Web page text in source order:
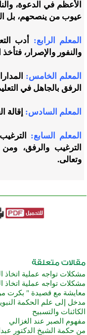
الأعظم في الدعوة،
عيوب من ينصحهم، بل
المعلم الرابع: أدب
والنفور والإصرار،
المعلم الخامس:
الرفق بالجاهل في
المعلم السادس: إقالة
المعلم السابع:
الترغيب والرفق،
وتعالى.
مشكلات تواجه عملية اتخاذ
مشكلات تواجه عملية اتخاذ
معايشة مع قصيدة " بكرت
مدخل إلى علم الحكمة
الكائنات والتسبيح
مفهوم الصبر عند الغزالي
من حكمة الشيخ الدكتور